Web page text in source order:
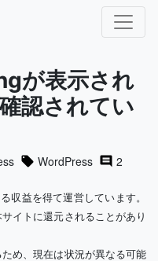
ョン
が表示され
認されてい
WordPress 2
収益を得て運営しています。
イトに還元されることがあり
め、現在は状況が異なる可能